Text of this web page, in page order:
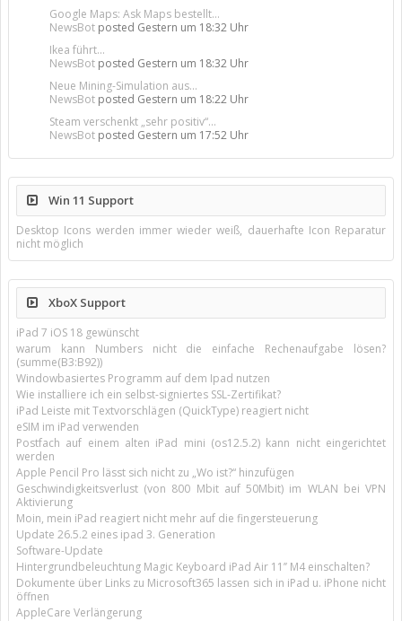
Google Maps: Ask Maps bestellt...
NewsBot posted Gestern um 18:32 Uhr
Ikea führt...
NewsBot posted Gestern um 18:32 Uhr
Neue Mining-Simulation aus...
NewsBot posted Gestern um 18:22 Uhr
Steam verschenkt „sehr positiv“...
NewsBot posted Gestern um 17:52 Uhr
Win 11 Support
Desktop Icons werden immer wieder weiß, dauerhafte Icon Reparatur
nicht möglich
XboX Support
iPad 7 iOS 18 gewünscht
warum kann Numbers nicht die einfache Rechenaufgabe lösen?
(summe(B3:B92))
Windowbasiertes Programm auf dem Ipad nutzen
Wie installiere ich ein selbst-signiertes SSL-Zertifikat?
iPad Leiste mit Textvorschlägen (QuickType) reagiert nicht
eSIM im iPad verwenden
Postfach auf einem alten iPad mini (os12.5.2) kann nicht eingerichtet
werden
Apple Pencil Pro lässt sich nicht zu „Wo ist?“ hinzufügen
Geschwindigkeitsverlust (von 800 Mbit auf 50Mbit) im WLAN bei VPN
Aktivierung
Moin, mein iPad reagiert nicht mehr auf die fingersteuerung
Update 26.5.2 eines ipad 3. Generation
Software-Update
Hintergrundbeleuchtung Magic Keyboard iPad Air 11’’ M4 einschalten?
Dokumente über Links zu Microsoft365 lassen sich in iPad u. iPhone nicht
öffnen
AppleCare Verlängerung